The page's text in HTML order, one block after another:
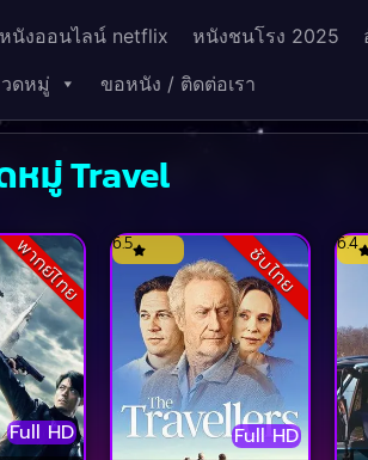
นังออนไลน์ netflix หนังชนโรง 2025
ดหมู่
ขอหนัง / ติดต่อเรา
มู่ Travel
พากย์ไทย
Full HD
ซับไทย
Full HD
6.5 6.4